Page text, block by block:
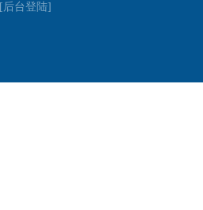
[后台登陆]